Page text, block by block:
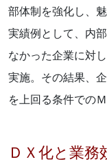
部体制を強化し、
実績例として、内
なかった企業に対
実施。その結果、
を上回る条件での
ＤＸ化と業務